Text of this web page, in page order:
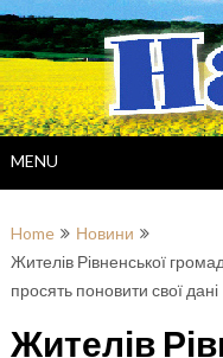
Skip
to
content
MENU
Home
Новини
Жителів Рівненської
просять поновити свої дані
Жителів